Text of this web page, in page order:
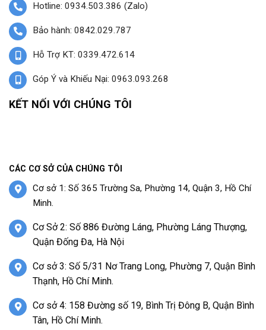
Hotline: 0934.503.386 (Zalo)
Bảo hành: 0842.029.787
Hỗ Trợ KT: 0339.472.614
Góp Ý và Khiếu Nại: 0963.093.268
KẾT NỐI VỚI CHÚNG TÔI
CÁC CƠ SỞ CỦA CHÚNG TÔI
Cơ sở 1: Số 365 Trường Sa, Phường 14, Quận 3, Hồ Chí
Minh.
Cơ Sở 2: Số 886 Đường Láng, Phường Láng Thượng,
Quận Đống Đa, Hà Nội
Cơ sở 3: Số 5/31 Nơ Trang Long, Phường 7, Quận Bình
Thạnh, Hồ Chí Minh.
Cơ sở 4: 158 Đường số 19, Bình Trị Đông B, Quận Bình
Tân, Hồ Chí Minh.